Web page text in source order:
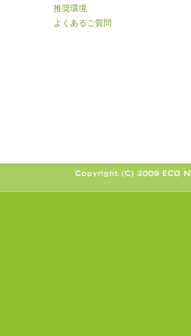
推奨環境
よくあるご質問